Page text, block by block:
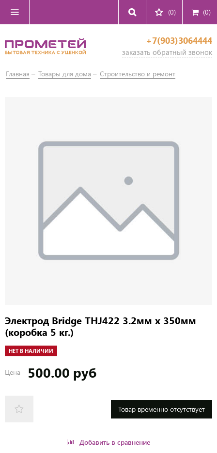
(0) (0)
+7(903)3064444
заказать обратный звонок
Главная Товары для дома Строительство и ремонт
Электрод Bridge THJ422 3.2мм х 350мм
(коробка 5 кг.)
НЕТ В НАЛИЧИИ
Цена 500.00 руб
Товар временно отсутствует
Добавить в сравнение